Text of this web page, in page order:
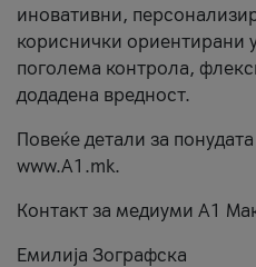
иновативни,
кориснички ориентирани
поголема контрола,
додадена вредност.
Повеќе детали за
www.А1.mk.
Контакт за медиуми А1
Емилија Зографска